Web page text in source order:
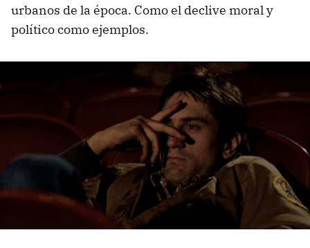
urbanos de la época. Como el declive moral y
político como ejemplos.